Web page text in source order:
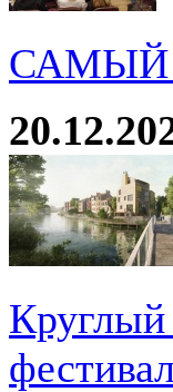
САМЫЙ
Круглый